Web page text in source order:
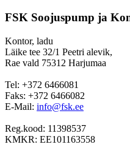
FSK Soojuspump ja
Kontor, ladu
Läike tee 32/1 Peetri alevik,
Rae vald 75312 Harjumaa
Tel: +372 6466081
Faks: +372 6466082
E-Mail: info@fsk.ee
Reg.kood: 11398537
KMKR: EE101163558